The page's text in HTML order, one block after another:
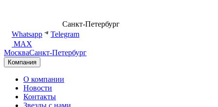
Санкт-Петербург
Whatsapp
Telegram
MAX
МоскваСанкт-Петербург
Компания
О компании
Новости
Контакты